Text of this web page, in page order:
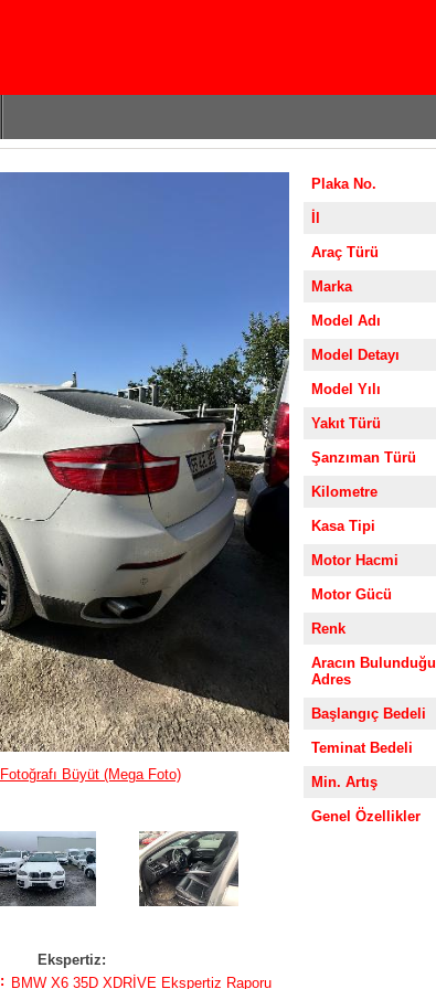
Fotoğrafı Büyüt (Mega Foto)
Ekspertiz:
: BMW X6 35D XDRİVE Ekspertiz Raporu
Plaka No.
Araç Türü
Marka
Model Adı
Model Detayı
Model Yılı
Yakıt Türü
Şanzıman Türü
Kilometre
Kasa Tipi
Motor Hacmi
Motor Gücü
Renk
Aracın Bulunduğu
Adres
Başlangıç Bedeli
Teminat Bedeli
Min. Artış
Genel Özellikler